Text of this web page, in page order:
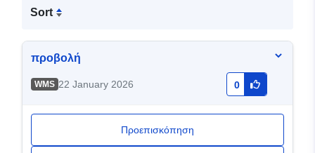
Sort
προβολή
WMS 22 January 2026 0
Προεπισκόπηση